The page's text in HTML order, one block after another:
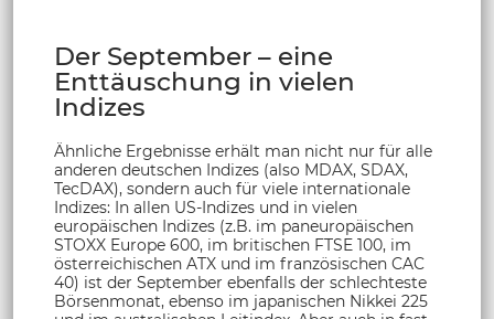
Der September – eine
Enttäuschung in vielen
Indizes
Ähnliche Ergebnisse erhält man nicht nur für alle
anderen deutschen Indizes (also MDAX, SDAX,
TecDAX), sondern auch für viele internationale
Indizes: In allen US-Indizes und in vielen
europäischen Indizes (z.B. im paneuropäischen
STOXX Europe 600, im britischen FTSE 100, im
österreichischen ATX und im französischen CAC
40) ist der September ebenfalls der schlechteste
Börsenmonat, ebenso im japanischen Nikkei 225